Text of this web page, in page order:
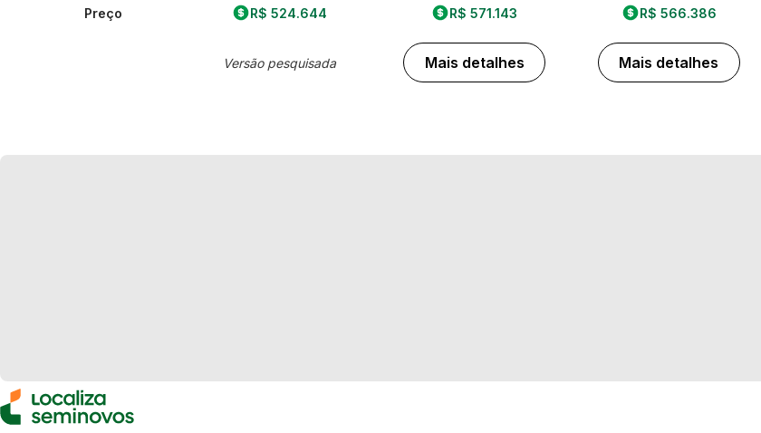
Preço R$ 524.644
Versão pesquisada
R$ 571.143
Mais detalhes
R$ 566.386
Mais detalhes